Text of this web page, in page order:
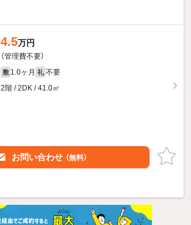
4.5万円
（管理費不要）
敷 1.0ヶ月 礼 不要
2階 / 2DK / 41.0㎡
お問い合わせ （無料）